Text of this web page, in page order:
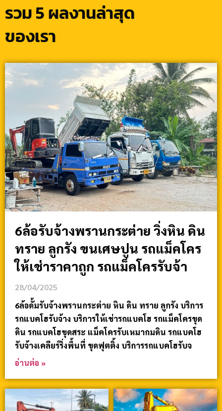
รวม 5 ผลงานล่าสุด
ของเรา
6ล้อรับจ้างพรานกระต่าย วิ่งหิน ดิน
ทราย ลูกรัง ขนเศษปูน รถแม็คโคร
ให้เช่าราคาถูก รถแม็คโครรับจ้า
28/04/2025
6ล้อดั้มรับจ้างพรานกระต่าย หิน ดิน ทราย ลูกรัง บริการ
รถแบคโฮรับจ้าง บริการให้เช่ารถแบคโฮ รถแม็คโครขุด
ดิน รถแบคโฮขุดสระ แม็คโครรับเหมาถมดิน รถแบคโฮ
รับจ้างเคลียร์ริ่งพื้นที่ ขุดฟุตติ้ง บริการรถแบคโฮรับจ
อ่านต่อ »